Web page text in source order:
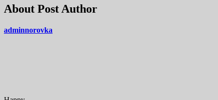
About Post Author
adminnorovka